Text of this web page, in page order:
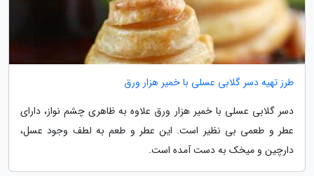
طرز تهیه دسر گلابی عسلی با خمیر هزار ورق
دسر گلابی عسلی با خمیر هزار ورق علاوه به ظاهری چشم نواز، دارای
عطر و طعمی بی نظیر است. این عطر و طعم به لطف وجود عسل،
دارچین و میخک به دست آمده است.